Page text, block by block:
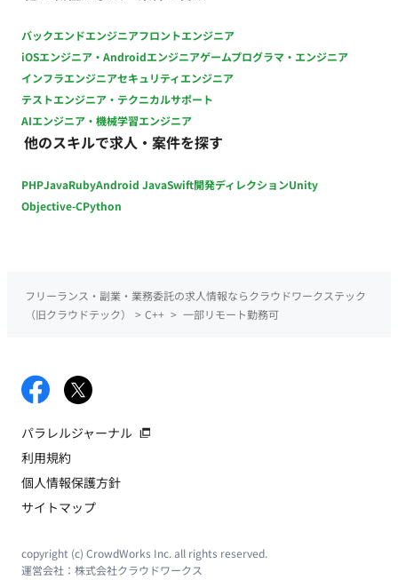
バックエンドエンジニアフロントエンジニア
iOSエンジニア・Androidエンジニアゲームプログラマ・エンジニア
インフラエンジニアセキュリティエンジニア
テストエンジニア・テクニカルサポート
AIエンジニア・機械学習エンジニア
他のスキルで求人・案件を探す
PHPJavaRubyAndroid JavaSwift開発ディレクションUnity
Objective-CPython
フリーランス・副業・業務委託の求人情報ならクラウドワークステック
（旧クラウドテック）
> C++ > 一部リモート勤務可
パラレルジャーナル
利用規約
個人情報保護方針
サイトマップ
copyright (c) CrowdWorks Inc. all rights reserved.
運営会社： 株式会社クラウドワークス